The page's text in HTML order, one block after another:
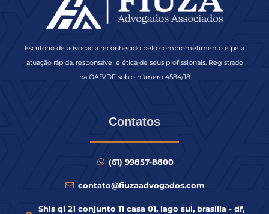
Escritório de advocacia reconhecido pelo comprometimento e pela
atuação rápida, responsável e ética de seus profissionais. Registrado
na OAB/DF sob o número 4584/18
Contatos
(61) 99857-8800
contato@fiuzaadvogados.com
Shis qi 21 conjunto 11 casa 01, lago sul, brasília - df,